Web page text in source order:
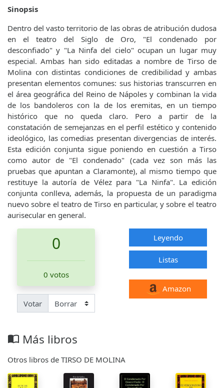
Sinopsis
Dentro del vasto territorio de las obras de atribución dudosa
en el teatro del Siglo de Oro, "El condenado por
desconfiado" y "La Ninfa del cielo" ocupan un lugar muy
especial. Ambas han sido editadas a nombre de Tirso de
Molina con distintas condiciones de credibilidad y ambas
presentan elementos comunes: sus historias transcurren en
el área geográfica del Reino de Nápoles y combinan la vida
de los bandoleros con la de los eremitas, en un tiempo
histórico que no queda claro. Pero a partir de la
constatación de semejanzas en el perfil estético y contenido
ideológico, las comedias presentan divergencias de interés.
Esta edición conjunta sigue poniendo en cuestión a Tirso
como autor de "El condenado" (cada vez son más las
pruebas que apuntan a Claramonte), al mismo tiempo que
restituye la autoría de Vélez para "La Ninfa". La edición
conjunta conlleva, además, la propuesta de un paradigma
nuevo sobre el teatro de Tirso en particular, y sobre el teatro
aurisecular en general.
0
0 votos
Votar
Leyendo
Listas
Amazon
import_contacts Más libros
Otros libros de TIRSO DE MOLINA